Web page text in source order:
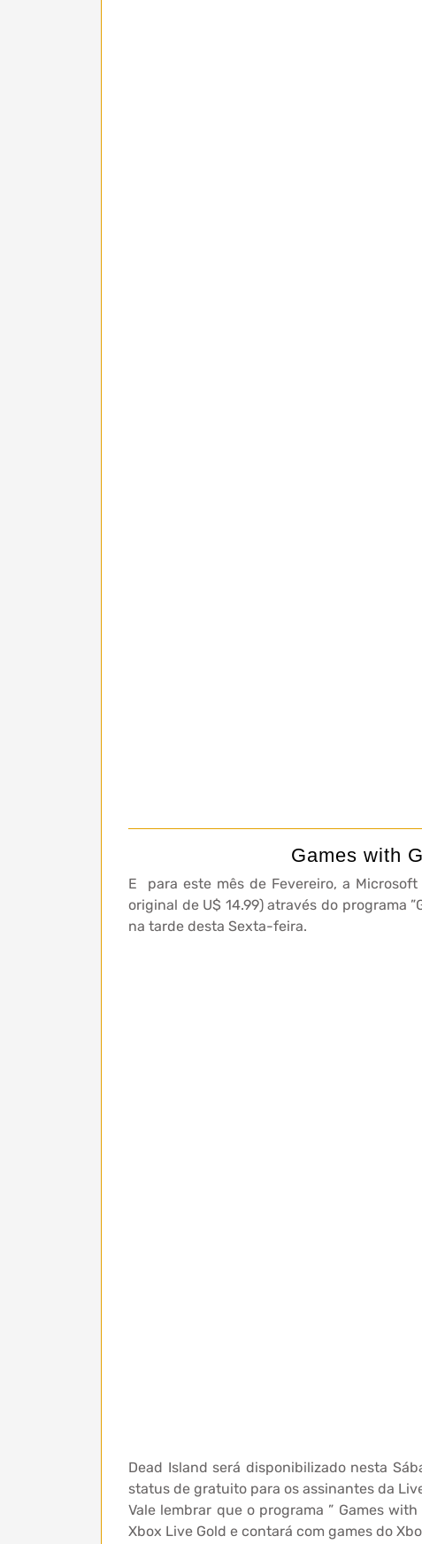
Games with
E para este mês de Fevereiro, a
original de U$ 14.99) através do programa
na tarde desta Sexta-feira.
Dead Island será disponibilizado nesta
status de gratuito para os assinantes da
Vale lembrar que o programa ” Games
Xbox Live Gold e contará com games do